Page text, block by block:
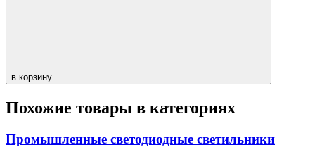
в корзину
Похожие товары в категориях
Промышленные светодиодные светильники